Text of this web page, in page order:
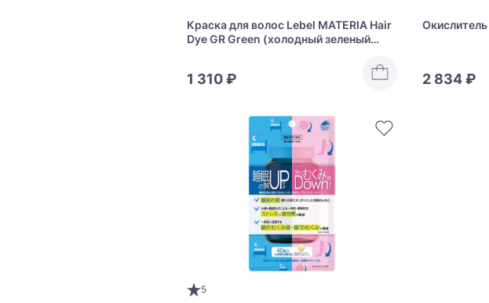
Краска для волос Lebel MATERIA Hair
Dye GR Green (холодный зеленый
1 310 ₽
Окислитель
2 834 ₽
5